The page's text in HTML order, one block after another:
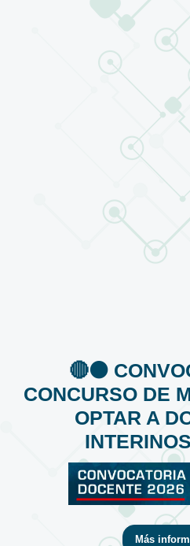
🔴⚫️
CONCURSO DE
OPTAR A
Más